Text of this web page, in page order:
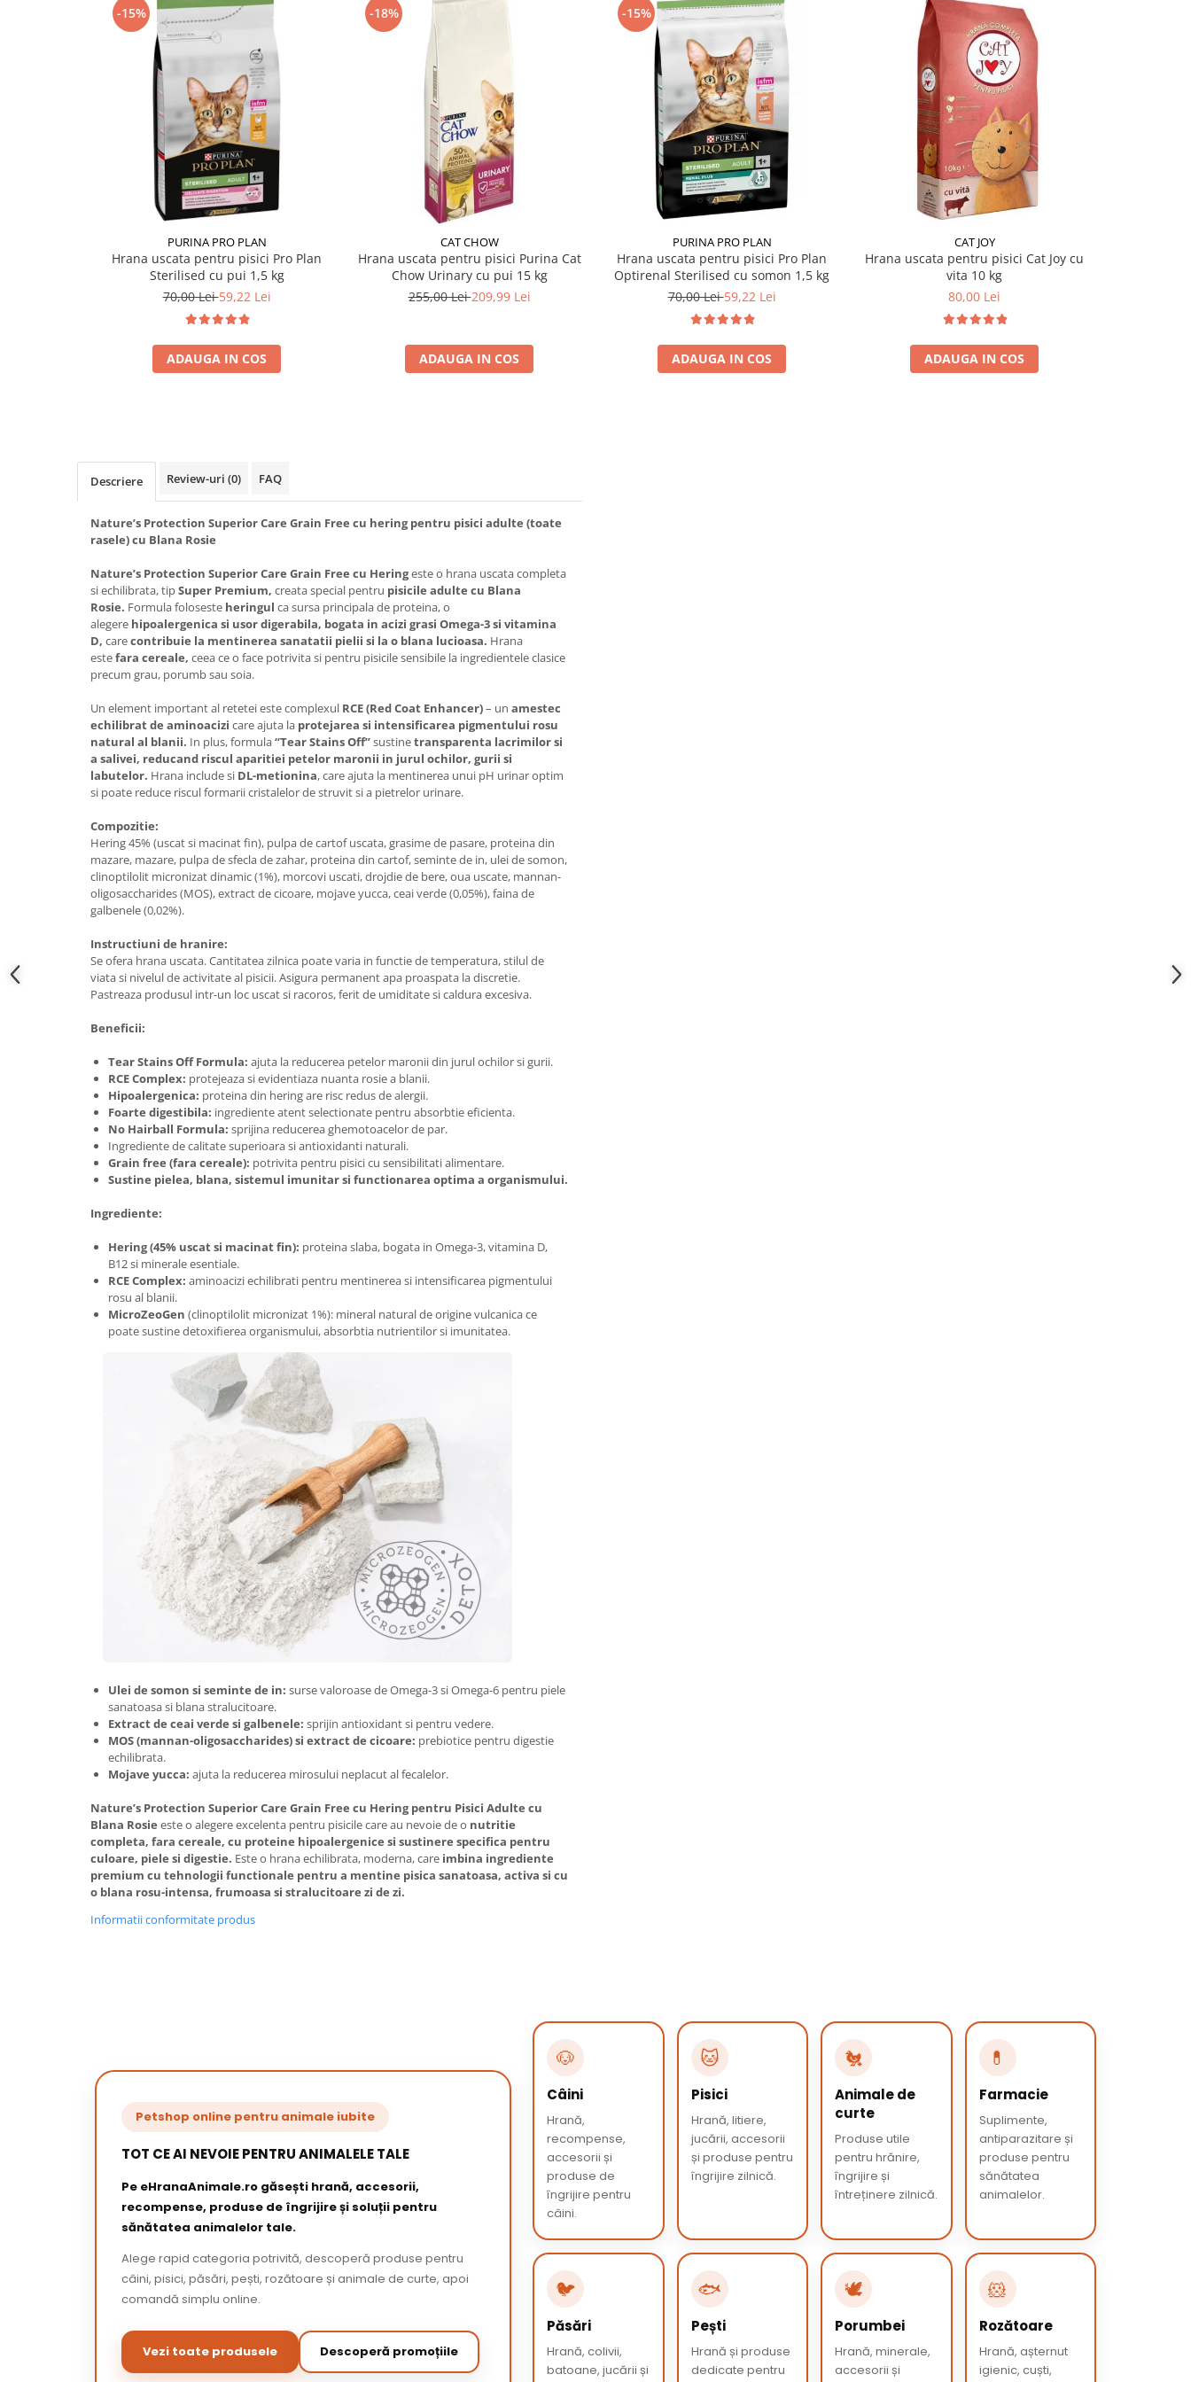
-15%
PURINA PRO PLAN
Hrana uscata pentru pisici Pro Plan
Sterilised cu pui 1,5 kg
70,00 Lei59,22 Lei
ADAUGA IN COS
-18%
CAT CHOW
Hrana uscata pentru pisici Purina Cat
Chow Urinary cu pui 15 kg
255,00 Lei209,99 Lei
ADAUGA IN COS
-15%
PURINA PRO PLAN
Hrana uscata pentru pisici Pro Plan
Optirenal Sterilised cu somon 1,5 kg
70,00 Lei59,22 Lei
ADAUGA IN COS
CAT JOY
Hrana uscata pentru pisici Cat Joy cu
vita 10 kg
80,00 Lei
ADAUGA IN COS
Descriere Review-uri (0) FAQ
Nature’s Protection Superior Care Grain Free cu hering pentru pisici adulte (toate
rasele) cu Blana Rosie
Nature’s Protection Superior Care Grain Free cu Heringeste o hrana uscata completa
si echilibrata, tipSuper Premium, creata special pentru pisicile adulte cu Blana
Rosie. Formula foloseste heringul ca sursa principala de proteina, o
alegere hipoalergenica si usor digerabila, bogata in acizi grasi Omega-3 si vitamina
D, carecontribuie la mentinerea sanatatii pielii si la o blana lucioasa. Hrana
estefara cereale, ceea ce o face potrivita si pentru pisicile sensibile la ingredientele clasice
precum grau, porumb sau soia.
Un element important al retetei este complexul RCE (Red Coat Enhancer)– un amestec
echilibrat de aminoacizi care ajuta la protejarea si intensificarea pigmentului rosu
natural al blanii. In plus, formula“Tear Stains Off”sustinetransparenta lacrimilor si
a salivei, reducand riscul aparitiei petelor maronii in jurul ochilor, gurii si
labutelor. Hrana include si DL-metionina, care ajuta la mentinerea unui pH urinar optim
si poate reduce riscul formarii cristalelor de struvit si a pietrelor urinare.
Compozitie:
Hering 45% (uscat si macinat fin), pulpa de cartof uscata, grasime de pasare, proteina din
mazare, mazare, pulpa de sfecla de zahar, proteina din cartof, seminte de in, ulei de somon,
clinoptilolit micronizat dinamic (1%), morcovi uscati, drojdie de bere, oua uscate, mannan-
oligosaccharides (MOS), extract de cicoare, mojave yucca, ceai verde (0,05%), faina de
galbenele (0,02%).
Instructiuni de hranire:
Se ofera hrana uscata. Cantitatea zilnica poate varia in functie de temperatura, stilul de
viata si nivelul de activitate al pisicii. Asigura permanent apa proaspata la discretie.
Pastreaza produsul intr-un loc uscat si racoros, ferit de umiditate si caldura excesiva.
Beneficii:
Tear Stains Off Formula: ajuta la reducerea petelor maronii din jurul ochilor si gurii.
RCE Complex: protejeaza si evidentiaza nuanta rosie a blanii.
Hipoalergenica: proteina din hering are risc redus de alergii.
Foarte digestibila: ingrediente atent selectionate pentru absorbtie eficienta.
No Hairball Formula: sprijina reducerea ghemotoacelor de par.
Ingrediente de calitate superioara si antioxidanti naturali.
Grain free (fara cereale): potrivita pentru pisici cu sensibilitati alimentare.
Sustine pielea, blana, sistemul imunitar si functionarea optima a organismului.
Ingrediente:
Hering (45% uscat si macinat fin): proteina slaba, bogata in Omega-3, vitamina D,
B12 si minerale esentiale.
RCE Complex: aminoacizi echilibrati pentru mentinerea si intensificarea pigmentului
rosu al blanii.
MicroZeoGen (clinoptilolit micronizat 1%): mineral natural de origine vulcanica ce
poate sustine detoxifierea organismului, absorbtia nutrientilor si imunitatea.
Ulei de somon si seminte de in: surse valoroase de Omega-3 si Omega-6 pentru piele
sanatoasa si blana stralucitoare.
Extract de ceai verde si galbenele: sprijin antioxidant si pentru vedere.
MOS (mannan-oligosaccharides) si extract de cicoare: prebiotice pentru digestie
echilibrata.
Mojave yucca: ajuta la reducerea mirosului neplacut al fecalelor.
Nature’s Protection Superior Care Grain Free cu Hering pentru Pisici Adulte cu
Blana Rosie este o alegere excelenta pentru pisicile care au nevoie de o nutritie
completa, fara cereale, cu proteine hipoalergenice si sustinere specifica pentru
culoare, piele si digestie. Este o hrana echilibrata, moderna, care imbina ingrediente
premium cu tehnologii functionale pentru a mentine pisica sanatoasa, activa si cu
o blana rosu-intensa, frumoasa si stralucitoare zi de zi.
Informatii conformitate produs
Petshop online pentru animale iubite
TOT CE AI NEVOIE PENTRU ANIMALELE TALE
Pe eHranaAnimale.ro găsești hrană, accesorii,
recompense, produse de îngrijire și soluții pentru
sănătatea animalelor tale.
Alege rapid categoria potrivită, descoperă produse pentru
câini, pisici, păsări, pești, rozătoare și animale de curte, apoi
comandă simplu online.
Vezi toate produsele Descoperă promoțiile
🐶
Câini
Hrană,
recompense,
accesorii și
produse de
îngrijire pentru
câini.
🐱
Pisici
Hrană, litiere,
jucării, accesorii
și produse pentru
îngrijire zilnică.
🐔
Animale de
curte
Produse utile
pentru hrănire,
îngrijire și
întreținere zilnică.
💊
Farmacie
Suplimente,
antiparazitare și
produse pentru
sănătatea
animalelor.
🐦
Păsări
Hrană, colivii,
batoane, jucării și
🐟
Pești
Hrană și produse
dedicate pentru
🕊️
Porumbei
Hrană, minerale,
accesorii și
🐹
Rozătoare
Hrană, așternut
igienic, cuști,